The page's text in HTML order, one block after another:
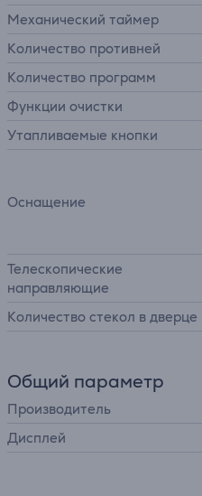
Механический таймер
Количество противней
Количество программ
Функции очистки
Утапливаемые кнопки
Оснащение
Телескопические
направляющие
Количество стекол в дверце
Общий параметр
Производитель
Дисплей